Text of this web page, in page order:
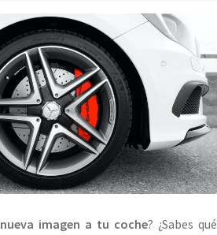
nueva imagen a tu coche? ¿Sabes qué